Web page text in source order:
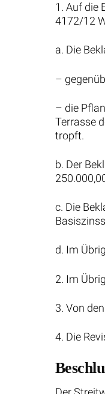
1. Auf die
4172/12
a. Die
–
– die
Terrasse
tropft.
b. Der
c. Die
d. Im
2. Im
3. Von
4. Die